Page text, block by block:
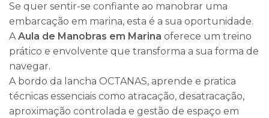
Se quer sentir-se confiante ao manobrar uma
embarcação em marina, esta é a sua oportunidade.
AAula de Manobras em Marina oferece um treino
prático e envolvente que transforma a sua forma de
navegar.
A bordo da lancha OCTANAS, aprende e pratica
técnicas essenciais como atracação, desatracação,
aproximação controlada e gestão de espaço em